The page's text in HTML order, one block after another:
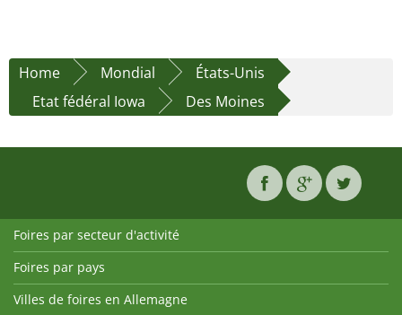
Home Mondial
États-Unis
Etat fédéral Iowa
Des Moines
Foires par secteur d'activité
Foires par pays
Villes de foires en Allemagne